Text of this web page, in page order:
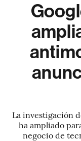
La investigación
ha ampliado
negocio de